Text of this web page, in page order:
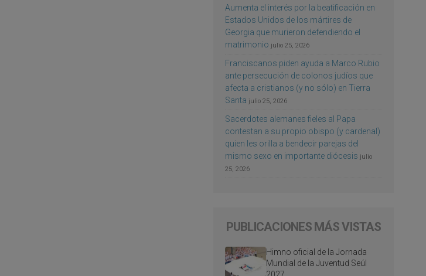
Aumenta el interés por la beatificación en
Estados Unidos de los mártires de
Georgia que murieron defendiendo el
matrimonio julio 25, 2026
Franciscanos piden ayuda a Marco Rubio
ante persecución de colonos judíos que
afecta a cristianos (y no sólo) en Tierra
Santa julio 25, 2026
Sacerdotes alemanes fieles al Papa
contestan a su propio obispo (y cardenal)
quien les orilla a bendecir parejas del
mismo sexo en importante diócesis julio
25, 2026
PUBLICACIONES MÁS VISTAS
Himno oficial de la Jornada
Mundial de la Juventud Seúl